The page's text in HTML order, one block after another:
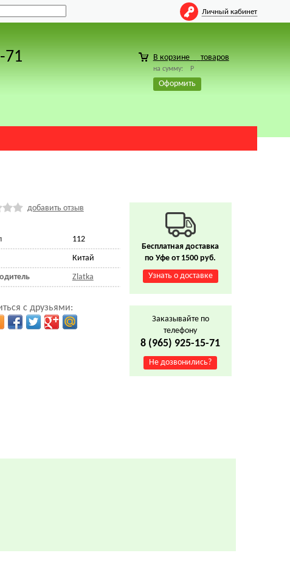
Личный кабинет
71 В корзине товаров
на сумму: Р
Оформить
добавить отзыв
112
Китай
Zlatka
с друзьями:
Бесплатная доставка
по Уфе от 1500 руб.
Узнать о доставке
Заказывайте по
телефону
8 (965) 925-15-71
Не дозвонились?